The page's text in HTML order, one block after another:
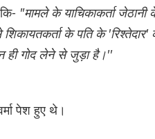
"मामले के याचिकाकर्ता
के पति के
ही गोद लेने से जुड़ा है।''
पेश हुए थे।